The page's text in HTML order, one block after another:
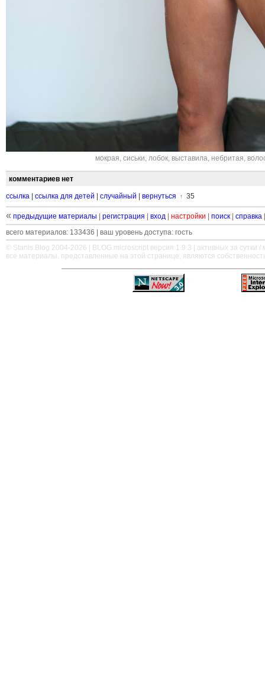
мокрая, сиськи, лобок, выставила, небритая,
комментариев нет
ссылка ссылка для детей случайный вернуться ↑ 35
« предыдущие материалы регистрация вход настройки поиск справка
всего материалов: 133436 | ваш уровень доступа: гость
© Stanis.Blog 2004-2026 |
BLOG.microscript версия 1.9.3 | активных за сутки /
все материалы, представленные на этой странице, являются
—————————————————————